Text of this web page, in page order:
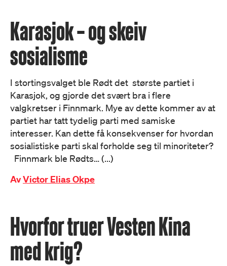
Karasjok – og skeiv
sosialisme
I stortingsvalget ble Rødt det største partiet i
Karasjok, og gjorde det svært bra i flere
valgkretser i Finnmark. Mye av dette kommer av at
partiet har tatt tydelig parti med samiske
interesser. Kan dette få konsekvenser for hvordan
sosialistiske parti skal forholde seg til minoriteter?
Finnmark ble Rødts… (...)
AvVictor Elias Okpe
Hvorfor truer Vesten Kina
med krig?